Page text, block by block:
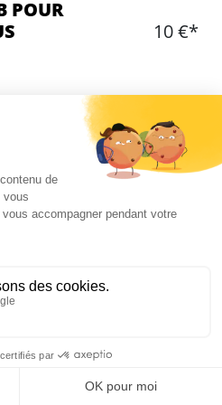
POUR
10 €*
: PRÉSENTATION
enterrements de vie de garçon,